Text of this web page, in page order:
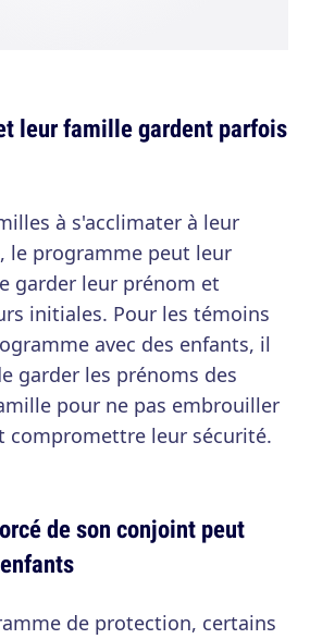
leur famille gardent parfois
à s'acclimater à leur
le programme peut leur
garder leur prénom et
initiales. Pour les témoins
avec des enfants, il
garder les prénoms des
pour ne pas embrouiller
compromettre leur sécurité.
de son conjoint peut
de protection, certains